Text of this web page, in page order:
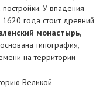
постройки. У впадения
года стоит древний
монастырь,
типография,
на территории
Великой